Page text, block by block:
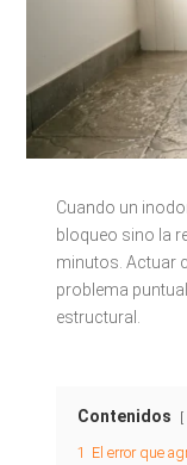
Cuando un
bloqueo sino la
minutos. Actuar
problema
estructural.
Contenidos
1 El error que